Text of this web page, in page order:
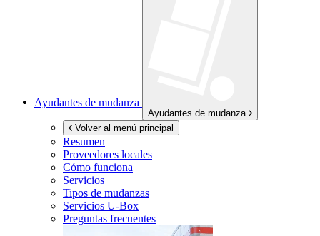
Ayudantes de mudanza
Ayudantes de mudanza
Volver al menú principal
Resumen
Proveedores locales
Cómo funciona
Servicios
Tipos de mudanzas
Servicios U-Box
Preguntas frecuentes